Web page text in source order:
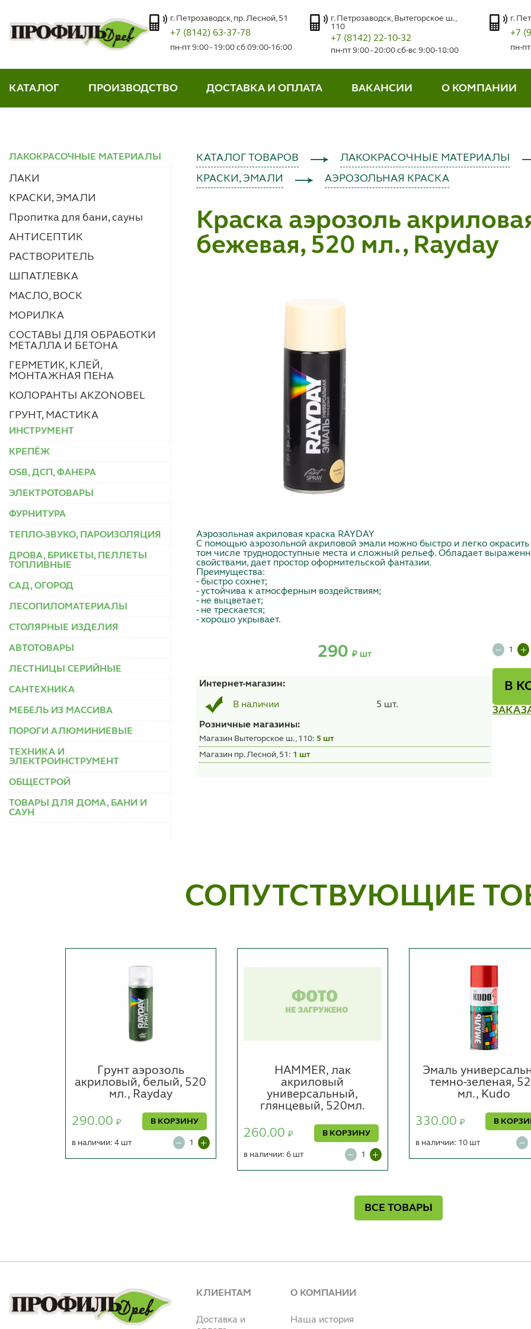
г. Петрозаводск, пр. Лесной, 51
+7 (8142) 63-37-78
пн-пт 9:00 - 19:00 сб 09:00-16:00
г. Петрозаводск, Вытегорское ш.,
110
+7 (8142) 22-10-32
пн-пт 9:00 - 20:00 сб-вс 9:00-18:00
г.
+7
пн-
КАТАЛОГ ПРОИЗВОДСТВО ДОСТАВКА И ОПЛАТА ВАКАНСИИ О КОМПАНИИ
ЛАКОКРАСОЧНЫЕ МАТЕРИАЛЫ
ЛАКИ
КРАСКИ, ЭМАЛИ
Пропитка для бани, сауны
АНТИСЕПТИК
РАСТВОРИТЕЛЬ
ШПАТЛЕВКА
МАСЛО, ВОСК
МОРИЛКА
СОСТАВЫ ДЛЯ ОБРАБОТКИ
МЕТАЛЛА И БЕТОНА
ГЕРМЕТИК, КЛЕЙ,
МОНТАЖНАЯ ПЕНА
КОЛОРАНТЫ AKZONOBEL
ГРУНТ, МАСТИКА
ИНСТРУМЕНТ
КРЕПЁЖ
OSB, ДСП, ФАНЕРА
ЭЛЕКТРОТОВАРЫ
ФУРНИТУРА
ТЕПЛО-ЗВУКО, ПАРОИЗОЛЯЦИЯ
ДРОВА, БРИКЕТЫ, ПЕЛЛЕТЫ
ТОПЛИВНЫЕ
САД, ОГОРОД
ЛЕСОПИЛОМАТЕРИАЛЫ
СТОЛЯРНЫЕ ИЗДЕЛИЯ
АВТОТОВАРЫ
ЛЕСТНИЦЫ СЕРИЙНЫЕ
САНТЕХНИКА
МЕБЕЛЬ ИЗ МАССИВА
ПОРОГИ АЛЮМИНИЕВЫЕ
ТЕХНИКА И
ЭЛЕКТРОИНСТРУМЕНТ
ОБЩЕСТРОЙ
ТОВАРЫ ДЛЯ ДОМА, БАНИ И
САУН
КАТАЛОГ ТОВАРОВ
ЛАКОКРАСОЧНЫЕ МАТЕРИАЛЫ
КРАСКИ, ЭМАЛИ
АЭРОЗОЛЬНАЯ КРАСКА
Краска аэрозоль
бежевая, 520 мл., Rayday
Аэрозольная акриловая краска RAYDAY
С помощью аэрозольной акриловой эмали можно быстро и легко
том числе труднодоступные места и сложный рельеф. Обладает
свойствами, дает простор оформительской фантазии.
Преимущества:
- быстро сохнет;
- устойчива к атмосферным воздействиям;
- не выцветает;
- не трескается;
- хорошо укрывает.
290 ₽ шт
Интернет-магазин:
В наличии 5 шт.
Розничные магазины:
Магазин Вытегорское ш., 110: 5 шт
Магазин пр. Лесной, 51: 1 шт
В
СОПУТСТВУЮЩИЕ
Грунт аэрозоль
акриловый, белый, 520
мл., Rayday
290.00 ₽ В КОРЗИНУ
в наличии: 4 шт
HAMMER, лак
акриловый
универсальный,
глянцевый, 520мл.
260.00 ₽ В КОРЗИНУ
в наличии: 6 шт
Эмаль
темно-зеленая,
мл., Kudo
330.00 ₽ В
в наличии: 10 шт
ВСЕ ТОВАРЫ
КЛИЕНТАМ
Доставка и
О КОМПАНИИ
Наша история